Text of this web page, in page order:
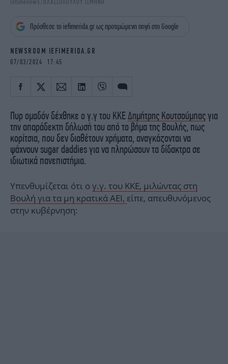
iBOOKS
OSCARS
NEWSLETTER
Intimenews/ΒΛΑΣΣΟΠΟΥΛΟΥ ΙΣΜΗΝΗ
Πρόσθεσε το iefimerida.gr ως προτιμώμενη πηγή στη Google
NEWSROOM IEFIMERIDA.GR
07/03/2024 17:45
Πυρ ομαδόν δέχθηκε ο γ.γ του ΚΚΕΔημήτρης Κουτσούμπαςγια
την απαράδεκτη δήλωσή του από το βήμα της Βουλής, πως
κορίτσια, που δεν διαθέτουν χρήματα, αναγκάζονται να
ψάχνουν sugar daddies για να πληρώσουν τα δίδακτρα σε
ιδιωτικά πανεπιστήμια.
Υπενθυμίζεται ότι ο γ.γ. του ΚΚΕ, μιλώντας στη
Βουλή για τα μη κρατικά ΑΕΙ, είπε, απευθυνόμενος
στην κυβέρνηση: